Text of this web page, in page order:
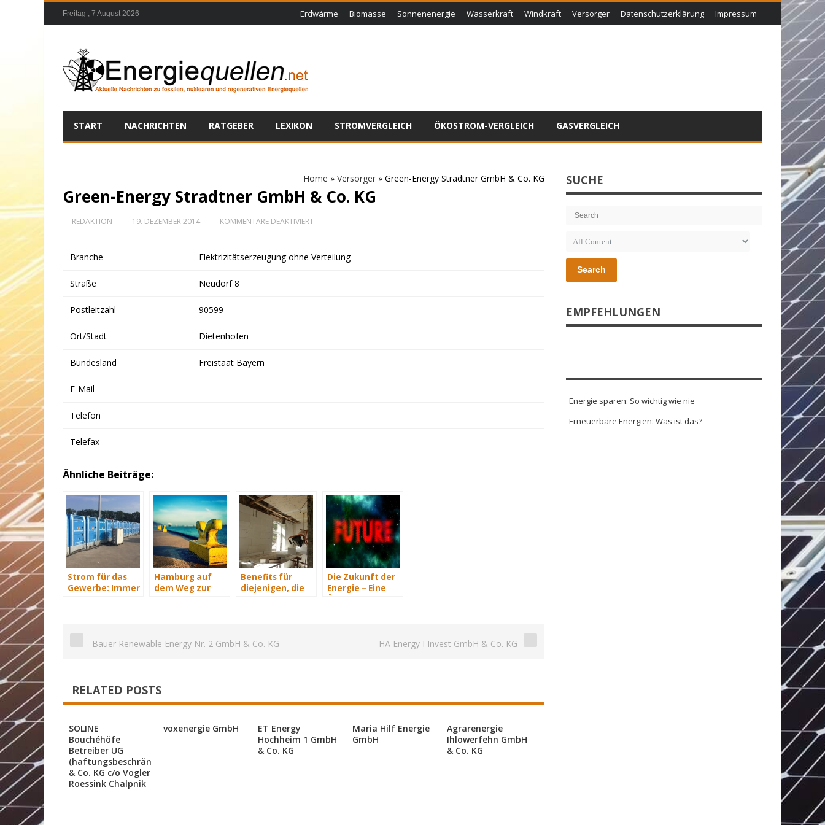
Freitag , 7 August 2026 Erdwärme Biomasse Sonnenenergie Wasserkraft Windkraft Versorger Datenschutzerklärung Impressum
START NACHRICHTEN RATGEBER LEXIKON STROMVERGLEICH ÖKOSTROM-VERGLEICH GASVERGLEICH
Home » Versorger » Green-Energy Stradtner GmbH & Co. KG
Green-Energy Stradtner GmbH & Co. KG
REDAKTION 19. DEZEMBER 2014 KOMMENTARE DEAKTIVIERTFÜR
GMBH
Branche Elektrizitätserzeugung ohne Verteilung
Straße Neudorf 8
Postleitzahl 90599
Ort/Stadt Dietenhofen
Bundesland Freistaat Bayern
E-Mail
Telefon
Telefax
Ähnliche Beiträge:
Strom für das
Gewerbe: Immer
Hamburg auf
dem Weg zur
Benefits für
diejenigen, die
Die Zukunft der
Energie – Eine
Bauer Renewable Energy Nr. 2 GmbH & Co. KG HA Energy I Invest GmbH & Co. KG
RELATED POSTS
SOLINE
Bouchéhöfe
Betreiber UG
(haftungsbeschränkt)
& Co. KG c/o Vogler
Roessink Chalpnik
voxenergie GmbH
ET Energy
Hochheim 1 GmbH
& Co. KG
Maria Hilf Energie
GmbH
Agrarenergie
Ihlowerfehn GmbH
& Co. KG
SUCHE
Search
EMPFEHLUNGEN
Energie sparen: So wichtig wie nie
Erneuerbare Energien: Was ist das?